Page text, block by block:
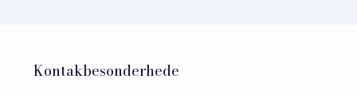
Kontakbesonderhede